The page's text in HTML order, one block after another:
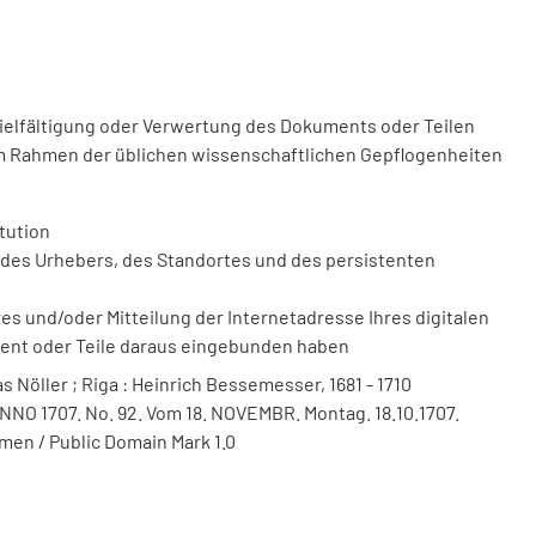
oder Verwertung des Dokuments oder Teilen
Rahmen der üblichen wissenschaftlichen Gepflogenheiten
Urhebers, des Standortes und des persistenten
und/oder Mitteilung der Internetadresse Ihres digitalen
oder Teile daraus eingebunden haben
; Riga : Heinrich Bessemesser, 1681 - 1710
1707. No. 92. Vom 18. NOVEMBR. Montag. 18.10.1707.
/ Public Domain Mark 1.0